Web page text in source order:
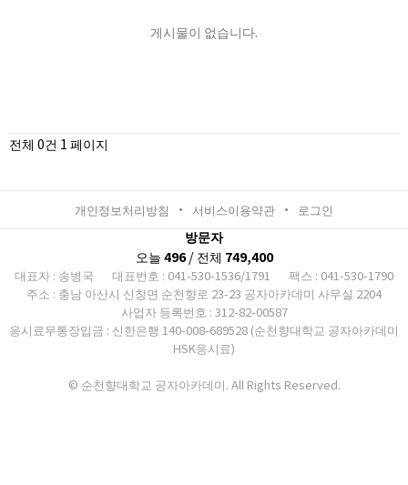
게시물이 없습니다.
전체 0건 1 페이지
개인정보처리방침 서비스이용약관 로그인
방문자
오늘496/ 전체 749,400
대표자 : 송병국 대표번호 : 041-530-1536/1791
팩스 : 041-530-1790
주소 : 충남 아산시 신창면 순천향로 23-23 공자아카데미 사무실 2204
사업자 등록번호 : 312-82-00587
응시료무통장입금 : 신한은행 140-008-689528 (순천향대학교 공자아카데미
HSK응시료)
© 순천향대학교 공자아카데미. All Rights Reserved.